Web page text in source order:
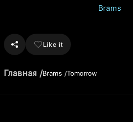
Brams
Like it
Главная Brams Tomorrow